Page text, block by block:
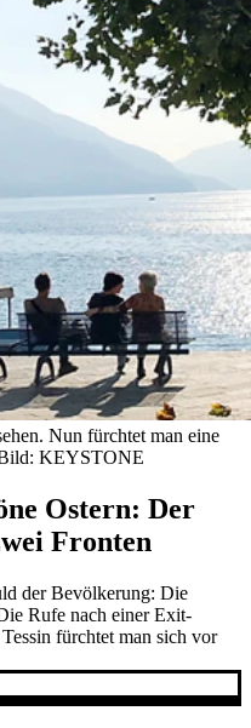
Nun fürchtet man eine
KEYSTONE
Ostern: Der
Fronten
der Bevölkerung: Die
Rufe nach einer Exit-
fürchtet man sich vor